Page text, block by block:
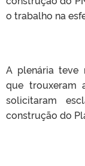
o trabalho na
A plenária teve
que trouxeram
solicitaram
construção do